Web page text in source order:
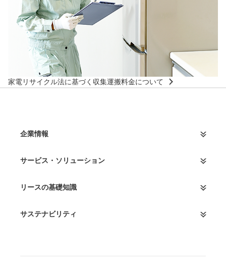
家電リサイクル法に基づく収集運搬料金について
企業情報
サービス・ソリューション
リースの基礎知識
サステナビリティ